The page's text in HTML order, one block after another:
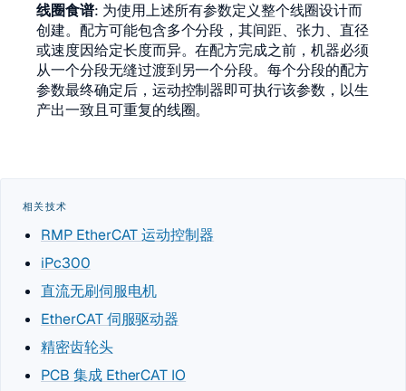
线圈食谱: 为使用上述所有参数定义整个线圈设计而
创建。配方可能包含多个分段，其间距、张力、直径
或速度因给定长度而异。在配方完成之前，机器必须
从一个分段无缝过渡到另一个分段。每个分段的配方
参数最终确定后，运动控制器即可执行该参数，以生
产出一致且可重复的线圈。
相关技术
RMP EtherCAT 运动控制器
iPc300
直流无刷伺服电机
EtherCAT 伺服驱动器
精密齿轮头
PCB 集成 EtherCAT IO